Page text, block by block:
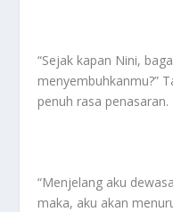
“Sejak kapan Nini,
menyembuhkanmu?”
penuh rasa penasaran.
“Menjelang aku
maka, aku akan